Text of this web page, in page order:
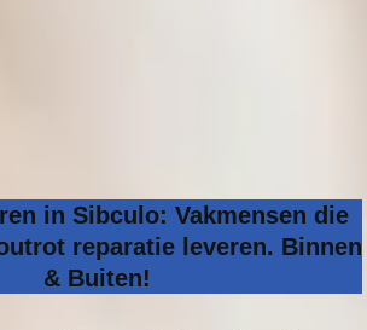
in Sibculo: Vakmensen die
reparatie leveren. Binnen
& Buiten!